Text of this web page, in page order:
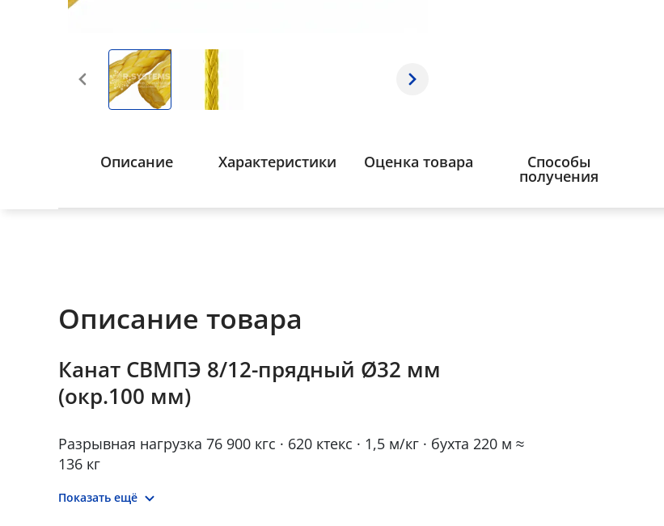
Описание Характеристики Оценка товара Способы
получения
Описание товара
Канат СВМПЭ 8/12-прядный Ø32 мм
(окр.100 мм)
Разрывная нагрузка 76 900 кгс · 620 ктекс · 1,5 м/кг · бухта 220 м ≈
136 кг
Применение: плавкраны, подъём модулей.
Показать ещё